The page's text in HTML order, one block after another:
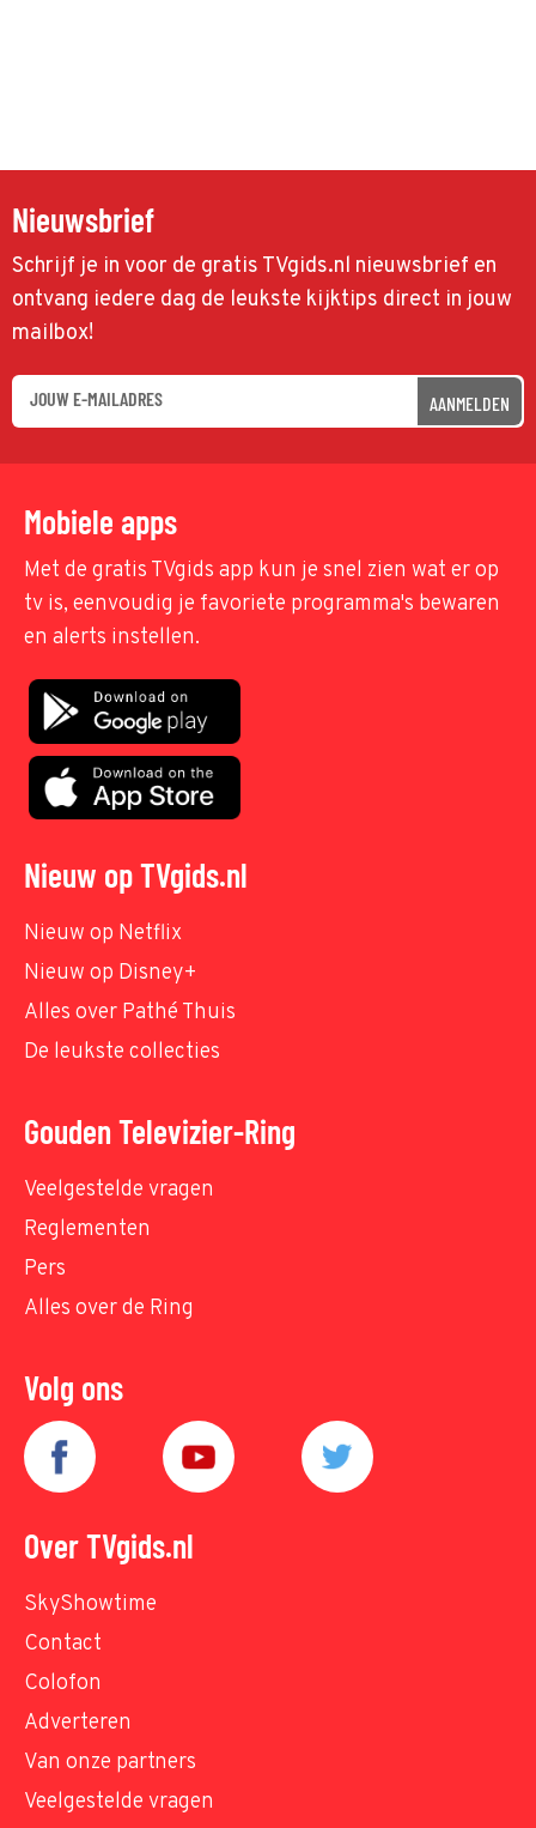
Nieuwsbrief
Schrijf je in voor de gratis TVgids.nl nieuwsbrief en
ontvang iedere dag de leukste kijktips direct in jouw
mailbox!
AANMELDEN
Mobiele apps
Met de gratis TVgids app kun je snel zien wat er op
tv is, eenvoudig je favoriete programma's bewaren
en alerts instellen.
Nieuw op TVgids.nl
Nieuw op Netflix
Nieuw op Disney+
Alles over Pathé Thuis
De leukste collecties
Gouden Televizier-Ring
Veelgestelde vragen
Reglementen
Pers
Alles over de Ring
Volg ons
Over TVgids.nl
SkyShowtime
Contact
Colofon
Adverteren
Van onze partners
Veelgestelde vragen